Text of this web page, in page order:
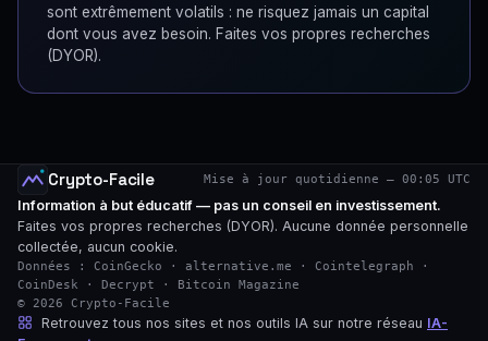
sont extrêmement volatils : ne risquez jamais un capital
dont vous avez besoin. Faites vos propres recherches
(DYOR).
Crypto-Facile Mise à jour quotidienne — 00:05 UTC
Information à but éducatif — pas un conseil en investissement.
Faites vos propres recherches (DYOR). Aucune donnée personnelle
collectée, aucun cookie.
Données : CoinGecko · alternative.me · Cointelegraph ·
CoinDesk · Decrypt · Bitcoin Magazine
© 2026 Crypto-Facile
Retrouvez tous nos sites et nos outils IA sur notre réseau IA-